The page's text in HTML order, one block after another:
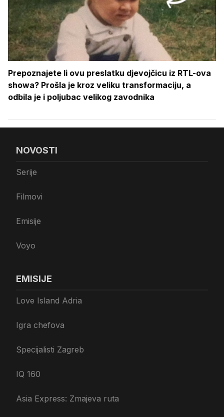
Prepoznajete li ovu preslatku djevojčicu iz RTL-ova
showa? Prošla je kroz veliku transformaciju, a
odbila je i poljubac velikog zavodnika
NOVOSTI
Serije
Filmovi
Emisije
Voyo
EMISIJE
Love Island Adria
Igra chefova
Specijalisti Zagreb
IQ 160
Asia Express: Zmajeva ruta